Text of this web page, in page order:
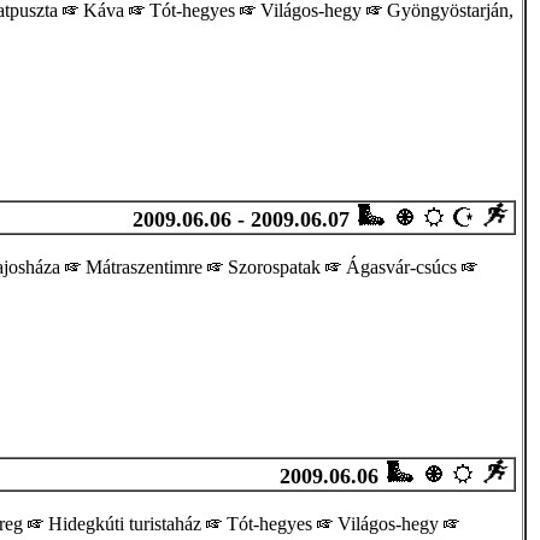
Káva Tót-hegyes Világos-hegy Gyöngyöstarján,
2009.06.06 - 2009.06.07
Mátraszentimre Szorospatak Ágasvár-csúcs
2009.06.06
Hidegkúti turistaház Tót-hegyes Világos-hegy